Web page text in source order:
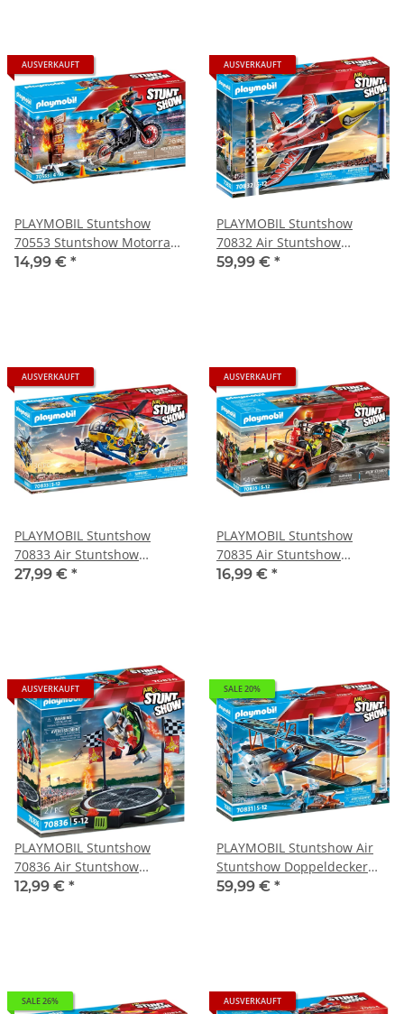
AUSVERKAUFT
PLAYMOBIL Stuntshow
70553 Stuntshow Motorrad
mit Feuerwand
14,99 € *
AUSVERKAUFT
PLAYMOBIL Stuntshow
70832 Air Stuntshow
Düsenjet Eagle
59,99 € *
AUSVERKAUFT
PLAYMOBIL Stuntshow
70833 Air Stuntshow
Filmcrew-Helikopter
27,99 € *
AUSVERKAUFT
PLAYMOBIL Stuntshow
70835 Air Stuntshow
Mobiler Reparaturservice
16,99 € *
AUSVERKAUFT
PLAYMOBIL Stuntshow
70836 Air Stuntshow
Jetpack-Flieger
12,99 € *
SALE 20%
PLAYMOBIL Stuntshow Air
Stuntshow Doppeldecker
Phönix 70831
59,99 € *
SALE 26% AUSVERKAUFT